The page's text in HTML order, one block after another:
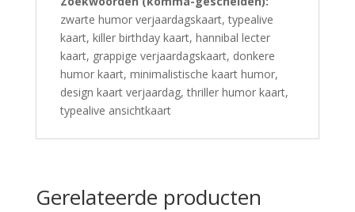
zwarte humor verjaardagskaart, typealive
kaart, killer birthday kaart, hannibal lecter
kaart, grappige verjaardagskaart, donkere
humor kaart, minimalistische kaart humor,
design kaart verjaardag, thriller humor kaart,
typealive ansichtkaart
Gerelateerde producten